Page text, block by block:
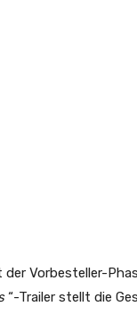
Vorbesteller-
“-Trailer stellt die